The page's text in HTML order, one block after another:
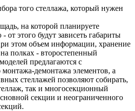
того стеллажа, который нужен
на которой планируете
от этого будут зависеть габариты
этом объем информации, хранение
полках - второстепенный
предлагаются с
демонтажа элементов, а
стеллажей позволяют собирать,
так и многосекционный
секции и неограниченного